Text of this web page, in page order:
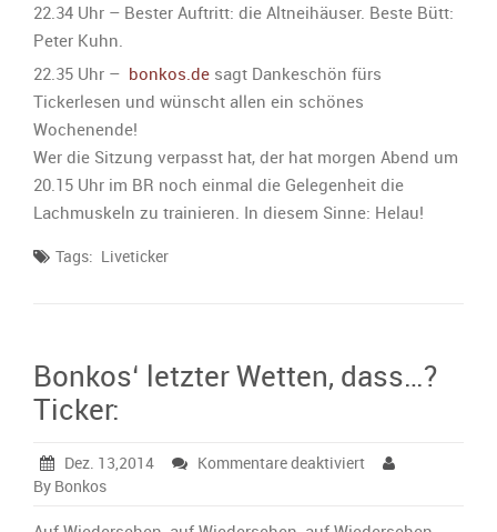
22.34 Uhr – Bester Auftritt: die Altneihäuser. Beste Bütt:
Peter Kuhn.
22.35 Uhr – bonkos.de sagt Dankeschön fürs
Tickerlesen und wünscht allen ein schönes
Wochenende!
Wer die Sitzung verpasst hat, der hat morgen Abend um
20.15 Uhr im BR noch einmal die Gelegenheit die
Lachmuskeln zu trainieren. In diesem Sinne: Helau!
Tags: Liveticker
Bonkos‘ letzter Wetten, dass…?
Ticker:
Dez. 13,2014 Kommentare deaktiviertfür
Wetten,
By Bonkos